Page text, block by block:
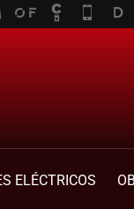
ELÉCTRICOS